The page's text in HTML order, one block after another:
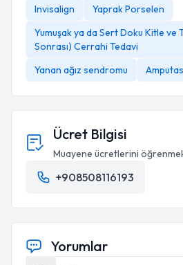
Invisalign
Yaprak Porselen
Yumuşak ya da Sert Doku Kitle ve
Sonrası) Cerrahi Tedavi
Yanan ağız sendromu
Ücret Bilgisi
Muayene ücretlerini
+908508116193
Yorumlar